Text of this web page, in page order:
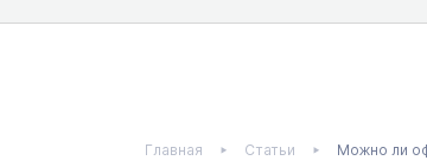
Главная Статьи Можно ли